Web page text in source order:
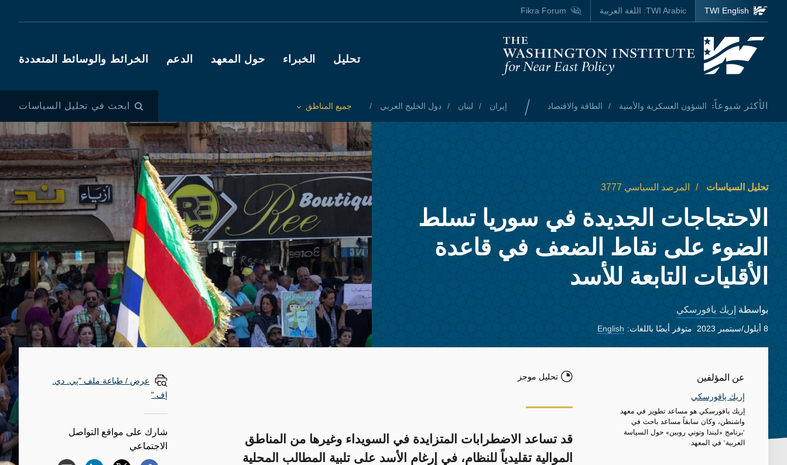
Skip to main content
Homepage
Main navigation
تحليل الخبراء حول المعهد الدعم الخرائط والوسائط المتعددة
الأكثر شيوعاً: الشؤون العسكرية والأمنية الطاقة والاقتصاد / إيران لبنان دول الخليج العربي
Toggle List of
جميع المناطق ابحث في تحليل السياسات
TWI English
TWI Arabic: اللغة العربية Fikra Forum
تحليل السياسات المرصد السياسي 3777
الاحتجاجات الجديدة في سوريا تسلط
الضوء على نقاط الضعف في قاعدة
الأقليات التابعة للأسد
بواسطة إريك يافورسكي
8 أيلول/سبتمبر 2023 متوفر أيضًا باللغات: English
عن المؤلفين
إريك يافورسكي
إريك يافورسكي هو مساعد تطوير في معهد
واشنطن، وكان سابقاً مساعد باحث في
"برنامج «ليندا وتوني روبين» حول السياسة
العربية" في المعهد.
تحليل موجز
قد تساعد الاضطرابات المتزايدة في السويداء وغيرها من المناطق
الموالية تقليدياً للنظام، في إرغام الأسد على تلبية المطالب المحلية
عرض / طباعة ملف "پي. دي.
إف."
شارك على مواقع التواصل
الاجتماعي